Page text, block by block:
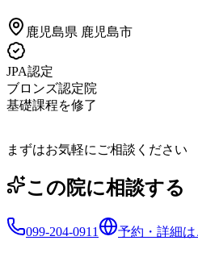
鹿児島県 鹿児島市
JPA認定
ブロンズ認定院
基礎課程を修了
まずはお気軽にご相談ください
この院に相談する
099-204-0911 予約・詳細は